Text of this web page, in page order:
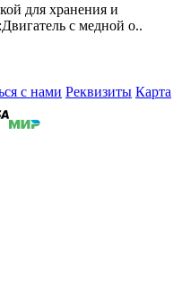
для хранения и
с медной о..
с нами Реквизиты Карта